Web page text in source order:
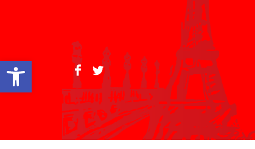
Open toolbar